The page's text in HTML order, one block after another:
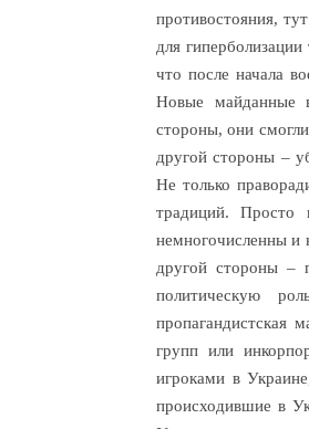
противостояния,
для
что после начала
Новые майданные
стороны, они
другой стороны –
Не только
традиций. Просто
немногочисленны и
другой стороны –
политическую
пропагандистская
групп или
игроками в
происходившие в